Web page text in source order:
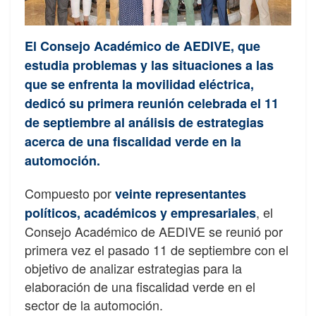
El Consejo Académico de AEDIVE, que
estudia problemas y las situaciones a las
que se enfrenta la movilidad eléctrica,
dedicó su primera reunión celebrada el 11
de septiembre al análisis de estrategias
acerca de una fiscalidad verde en la
automoción.
Compuesto porveinte representantes
políticos, académicos y empresariales, el
Consejo Académico de AEDIVE se reunió por
primera vez el pasado 11 de septiembre con el
objetivo de analizar estrategias para la
elaboración de una fiscalidad verde en el
sector de la automoción.